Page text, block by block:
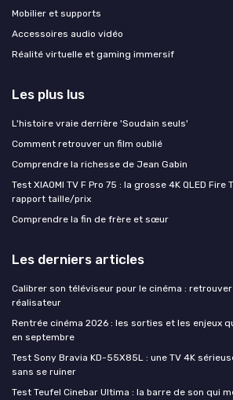
Mobilier et supports
Accessoires audio vidéo
Réalité virtuelle et gaming immersif
Les plus lus
L'histoire vraie derrière 'Soudain seuls'
Comment retrouver un film oublié
Comprendre la richesse de Jean Gabin
Test XIAOMI TV F Pro 75 : la grosse 4K QLED
rapport taille/prix
Comprendre la fin de frère et sœur
Les derniers articles
Calibrer son téléviseur pour le cinéma :
réalisateur
Rentrée cinéma 2026 : les sorties et les enjeux
en septembre
Test Sony Bravia KD-55X85L : une TV 4K
sans se ruiner
Test Teufel Cinebar Ultima : la barre de son qui